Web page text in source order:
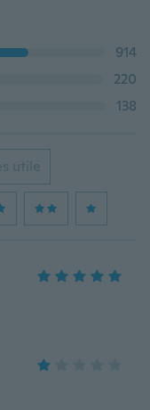
914
220
138
utile